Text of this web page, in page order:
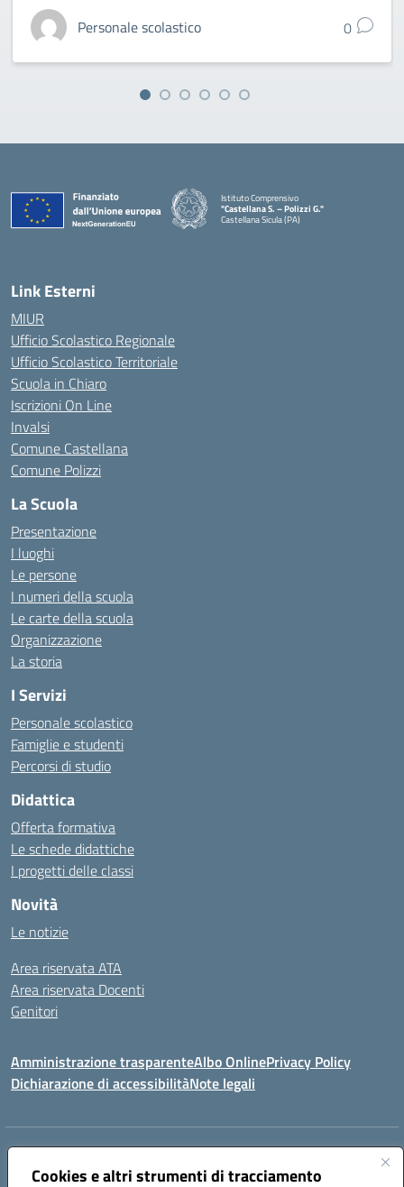
Cookies e altri strumenti di tracciamento
Personale scolastico 0
Istituto Comprensivo
"Castellana S. – Polizzi G."
Castellana Sicula (PA)
Link Esterni
MIUR
Ufficio Scolastico Regionale
Ufficio Scolastico Territoriale
Scuola in Chiaro
Iscrizioni On Line
Invalsi
Comune Castellana
Comune Polizzi
La Scuola
Presentazione
I luoghi
Le persone
I numeri della scuola
Le carte della scuola
Organizzazione
La storia
I Servizi
Personale scolastico
Famiglie e studenti
Percorsi di studio
Didattica
Offerta formativa
Le schede didattiche
I progetti delle classi
Novità
Le notizie
Area riservata ATA
Area riservata Docenti
Genitori
Amministrazione trasparenteAlbo OnlinePrivacy Policy
Dichiarazione di accessibilitàNote legali
Indirizzo:
Centralino:0921562586 Email:PAIC820003@istruzione.it